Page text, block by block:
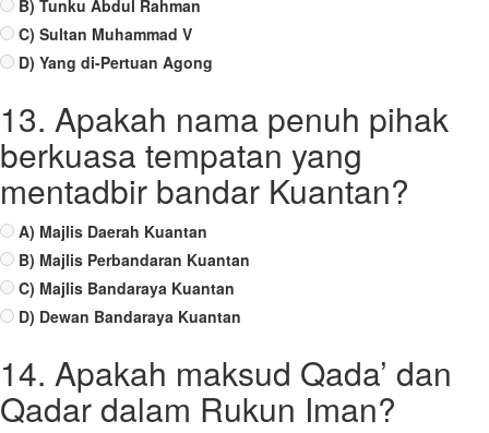
B) Tunku Abdul Rahman
C) Sultan Muhammad V
D) Yang di-Pertuan Agong
13. Apakah nama penuh pihak
berkuasa tempatan yang
mentadbir bandar Kuantan?
A) Majlis Daerah Kuantan
B) Majlis Perbandaran Kuantan
C) Majlis Bandaraya Kuantan
D) Dewan Bandaraya Kuantan
14. Apakah maksud Qada’ dan
Qadar dalam Rukun Iman?